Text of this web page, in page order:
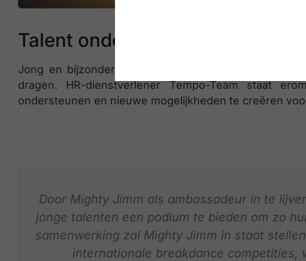
Talent ondersteunen
Jong en bijzonder talentvol, dus. De geknipte
dragen. HR-dienstverlener Tempo-Team staat
ondersteunen en nieuwe mogelijkheden te creëren
Door Mighty Jimm als ambassadeur in te
jonge talenten een podium te bieden om zo
samenwerking zal Mighty Jimm in staat
internationale breakdance competities,